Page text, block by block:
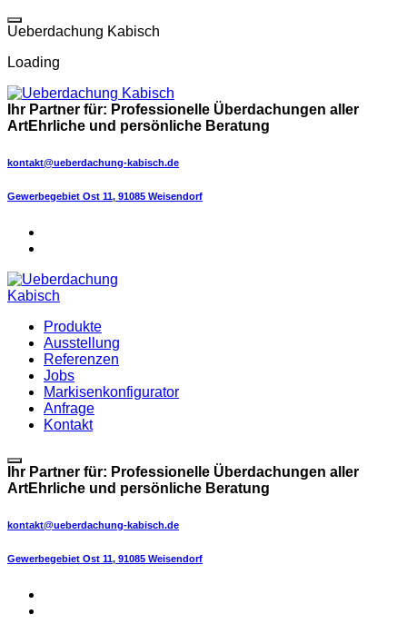
Skip
to
Ueberdachung Kabisch
Loading
Ihr Partner für: Professionelle Überdachungen aller
ArtEhrliche und persönliche Beratung
kontakt@ueberdachung-kabisch.de
Gewerbegebiet Ost 11, 91085 Weisendorf
Produkte
Ausstellung
Referenzen
Jobs
Markisenkonfigurator
Anfrage
Kontakt
Ihr Partner für: Professionelle Überdachungen aller
ArtEhrliche und persönliche Beratung
kontakt@ueberdachung-kabisch.de
Gewerbegebiet Ost 11, 91085 Weisendorf